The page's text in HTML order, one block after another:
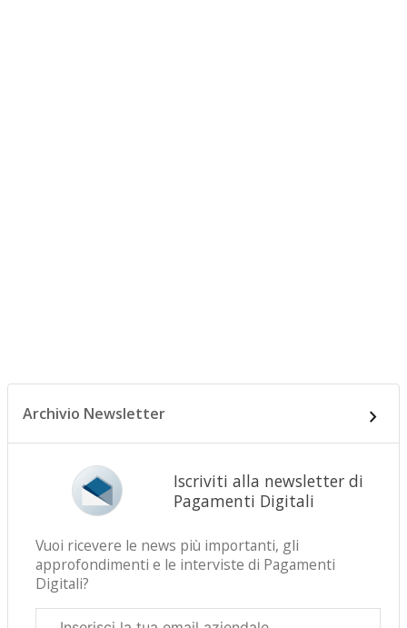
Archivio Newsletter
Iscriviti alla newsletter di
Pagamenti Digitali
Vuoi ricevere le news più importanti, gli
approfondimenti e le interviste di Pagamenti
Digitali?